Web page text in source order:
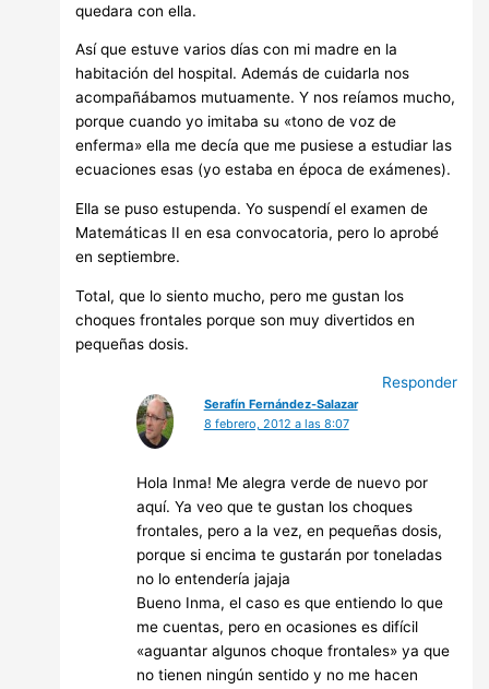
quedara con ella.
Así que estuve varios días con mi madre en la
habitación del hospital. Además de cuidarla nos
acompañábamos mutuamente. Y nos reíamos mucho,
porque cuando yo imitaba su «tono de voz de
enferma» ella me decía que me pusiese a estudiar las
ecuaciones esas (yo estaba en época de exámenes).
Ella se puso estupenda. Yo suspendí el examen de
Matemáticas II en esa convocatoria, pero lo aprobé
en septiembre.
Total, que lo siento mucho, pero me gustan los
choques frontales porque son muy divertidos en
pequeñas dosis.
Responder
Serafín Fernández-Salazar
8 febrero, 2012 a las 8:07
Hola Inma! Me alegra verde de nuevo por
aquí. Ya veo que te gustan los choques
frontales, pero a la vez, en pequeñas dosis,
porque si encima te gustarán por toneladas
no lo entendería jajaja
Bueno Inma, el caso es que entiendo lo que
me cuentas, pero en ocasiones es difícil
«aguantar algunos choque frontales» ya que
no tienen ningún sentido y no me hacen